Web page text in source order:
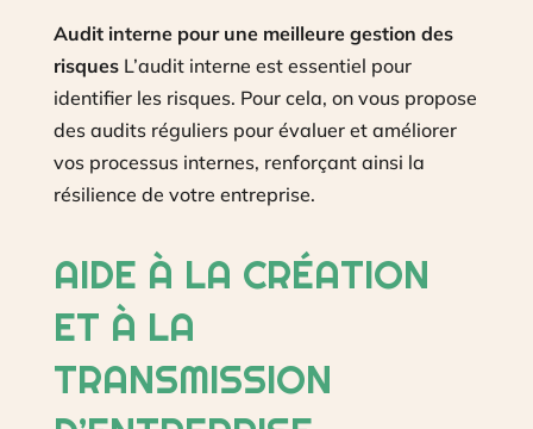
Audit interne pour une meilleure gestion des
risquesL’audit interne est essentiel pour
identifier les risques. Pour cela, on vous propose
des audits réguliers pour évaluer et améliorer
vos processus internes, renforçant ainsi la
résilience de votre entreprise.
AIDE À LA CRÉATION
ET À LA
TRANSMISSION